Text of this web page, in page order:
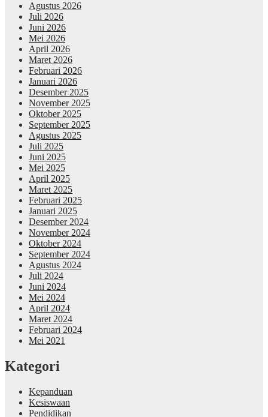
Agustus 2026
Juli 2026
Juni 2026
Mei 2026
April 2026
Maret 2026
Februari 2026
Januari 2026
Desember 2025
November 2025
Oktober 2025
September 2025
Agustus 2025
Juli 2025
Juni 2025
Mei 2025
April 2025
Maret 2025
Februari 2025
Januari 2025
Desember 2024
November 2024
Oktober 2024
September 2024
Agustus 2024
Juli 2024
Juni 2024
Mei 2024
April 2024
Maret 2024
Februari 2024
Mei 2021
Kategori
Kepanduan
Kesiswaan
Pendidikan